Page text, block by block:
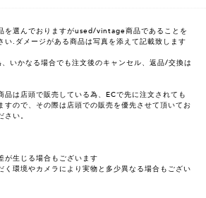
を選んでおりますがused/vintage商品であることを
い.ダメージがある商品は写真を添えて記載致します
いかなる場合でも注文後のキャンセル、返品/交換は
品は店頭で販売している為、ECで先に注文されても
すので、その際は店頭での販売を優先させて頂いてお
さい。
が生じる場合もございます
く環境やカメラにより実物と多少異なる場合もござい